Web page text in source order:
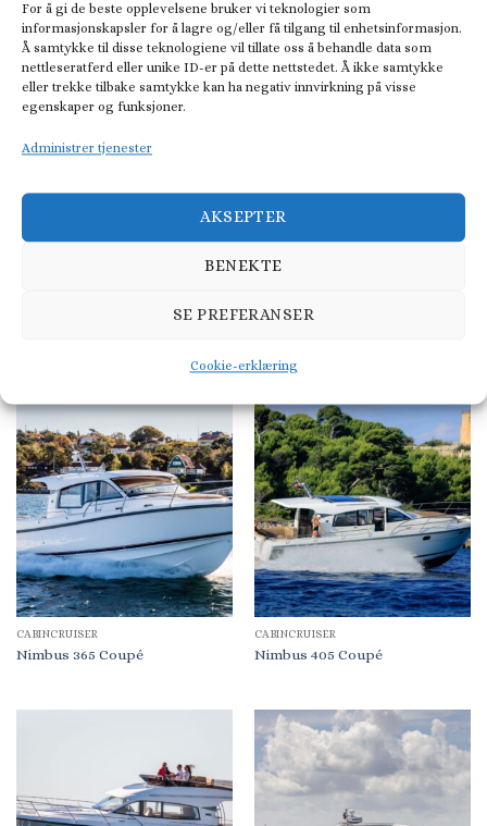
For å gi de beste opplevelsene bruker vi teknologier som
informasjonskapsler for å lagre og/eller få tilgang til enhetsinformasjon.
Å samtykke til disse teknologiene vil tillate oss å behandle data som
nettleseratferd eller unike ID-er på dette nettstedet. Å ikke samtykke
eller trekke tilbake samtykke kan ha negativ innvirkning på visse
egenskaper og funksjoner.
Administrer tjenester
AKSEPTER
BENEKTE
SE PREFERANSER
Cookie-erklæring
PILOTHOUSE OG STYRHUSBÅT
Nimbus C9
DAYCRUISER
Nimbus T11
CABINCRUISER
Nimbus 365 Coupé
CABINCRUISER
Nimbus 405 Coupé